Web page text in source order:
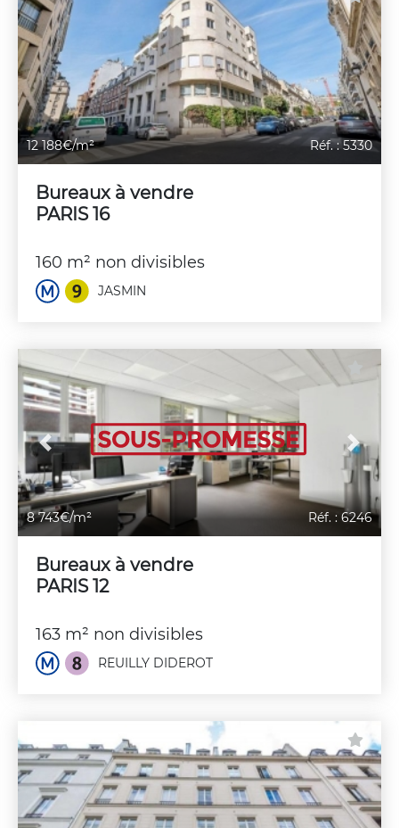
12 188€/m² Réf. : 5330
Bureaux à vendre
PARIS 16
160 m² non divisibles
JASMIN
Previous Next
8 743€/m² Réf. : 6246
Bureaux à vendre
PARIS 12
163 m² non divisibles
REUILLY DIDEROT